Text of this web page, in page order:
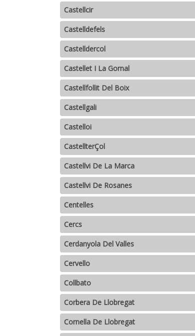
Castellcir
Castelldefels
Castelldercol
Castellet I La Gornal
Castellfollit Del Boix
Castellgali
Castelloi
CastellterÇol
Castellvi De La Marca
Castellvi De Rosanes
Centelles
Cercs
Cerdanyola Del Valles
Cervello
Collbato
Corbera De Llobregat
Cornella De Llobregat